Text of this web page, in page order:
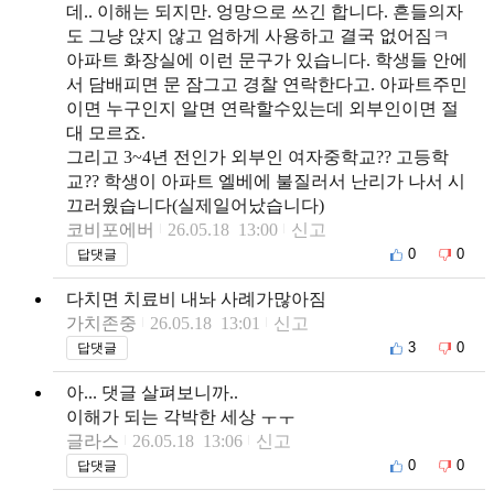
데.. 이해는 되지만. 엉망으로 쓰긴 합니다. 흔들의자
도 그냥 앉지 않고 엄하게 사용하고 결국 없어짐ㅋ
아파트 화장실에 이런 문구가 있습니다. 학생들 안에
서 담배피면 문 잠그고 경찰 연락한다고. 아파트주민
이면 누구인지 알면 연락할수있는데 외부인이면 절
대 모르죠.
그리고 3~4년 전인가 외부인 여자중학교?? 고등학
교?? 학생이 아파트 엘베에 불질러서 난리가 나서 시
끄러웠습니다(실제일어났습니다)
코비포에버
26.05.18 13:00 신고
답댓글 0 0
다치면 치료비 내놔 사례가많아짐
가치존중
26.05.18 13:01 신고
답댓글 3 0
아... 댓글 살펴보니까..
이해가 되는 각박한 세상 ㅜㅜ
글라스
26.05.18 13:06 신고
답댓글 0 0